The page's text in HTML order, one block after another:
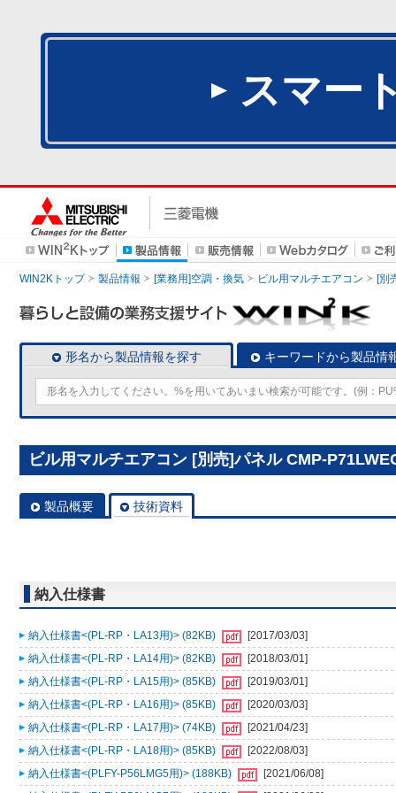
スマー
WIN2Kトップ 製品情報 [業務用]空調・換気 ビル用マルチエアコン [別
形名から製品情報を探す キーワードから製品情
ビル用マルチエアコン [別売]パネル CMP-
製品概要 技術資料
納入仕様書
納入仕様書<(PL-RP・LA13用)> (82KB)
[2017/03/03]
納入仕様書<(PL-RP・LA14用)> (82KB)
[2018/03/01]
納入仕様書<(PL-RP・LA15用)> (85KB)
[2019/03/01]
納入仕様書<(PL-RP・LA16用)> (85KB)
[2020/03/03]
納入仕様書<(PL-RP・LA17用)> (74KB)
[2021/04/23]
納入仕様書<(PL-RP・LA18用)> (85KB)
[2022/08/03]
納入仕様書<(PLFY-P56LMG5用)> (188KB)
[2021/06/08]